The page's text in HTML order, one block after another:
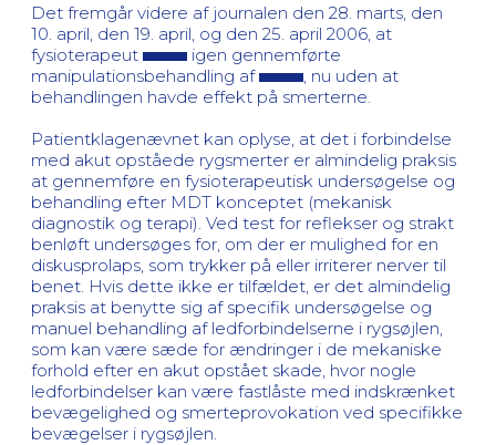
Det fremgår videre af journalen den 28. marts, den
10. april, den 19. april, og den 25. april 2006, at
fysioterapeut
igen gennemførte
manipulationsbehandling af
, nu uden at
behandlingen havde effekt på smerterne.
Patientklagenævnet kan oplyse, at det i forbindelse
med akut opståede rygsmerter er almindelig praksis
at gennemføre en fysioterapeutisk undersøgelse og
behandling efter MDT konceptet (mekanisk
diagnostik og terapi). Ved test for reflekser og strakt
benløft undersøges for, om der er mulighed for en
diskusprolaps, som trykker på eller irriterer nerver til
benet. Hvis dette ikke er tilfældet, er det almindelig
praksis at benytte sig af specifik undersøgelse og
manuel behandling af ledforbindelserne i rygsøjlen,
som kan være sæde for ændringer i de mekaniske
forhold efter en akut opstået skade, hvor nogle
ledforbindelser kan være fastlåste med indskrænket
bevægelighed og smerteprovokation ved specifikke
bevægelser i rygsøjlen.